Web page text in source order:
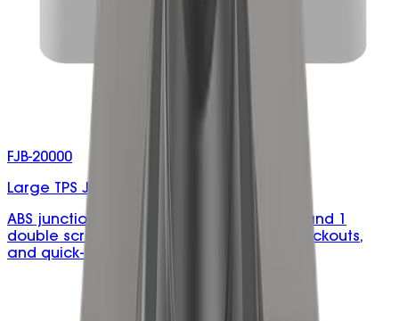
FJB-20000
Large TPS Junction Box with Connectors
ABS junction box rated 40A, with 3 single and 1
double screw connectors, removable knockouts,
and quick-turn screws.